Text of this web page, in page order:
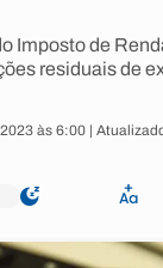
Imposto de
residuais de
às 6:00 |